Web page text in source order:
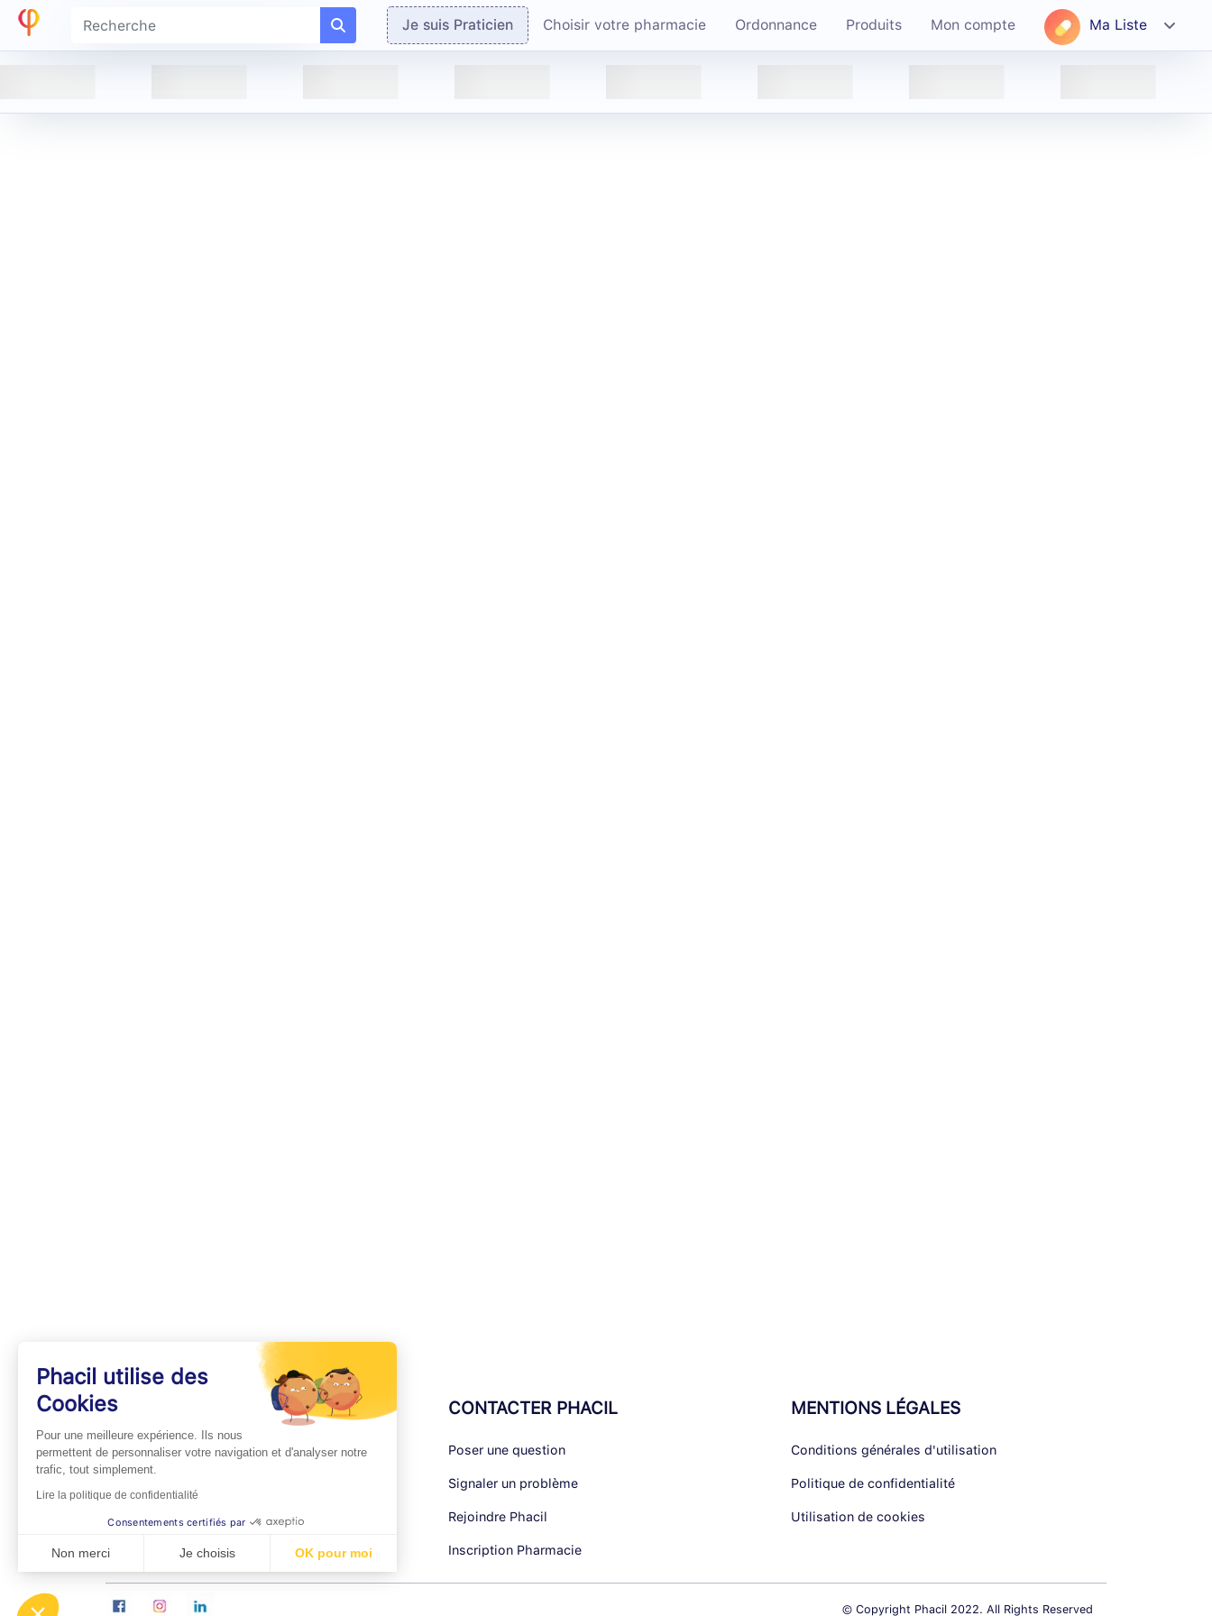
Je suis Praticien Choisir votre pharmacie Ordonnance Produits Mon compte Ma Liste
INFOS PRATIQUES
Professionnels de Santé
Espace Pharmaciens
Foire aux questions
CONTACTER PHACIL
Poser une question
Signaler un problème
Rejoindre Phacil
Inscription Pharmacie
MENTIONS LÉGALES
Conditions générales d'utilisation
Politique de confidentialité
Utilisation de cookies
© Copyright Phacil 2022. All Rights Reserved
Phacil utilise des
Cookies
Pour une meilleure expérience. Ils nous
permettent de personnaliser votre navigation et d'analyser notre
trafic, tout simplement.
Lire la politique de confidentialité
Consentements certifiés par
Non merci Je choisis OK pour moi
Axeptio consent
Plateforme de Gestion du Consentement : Personnalisez vos Options